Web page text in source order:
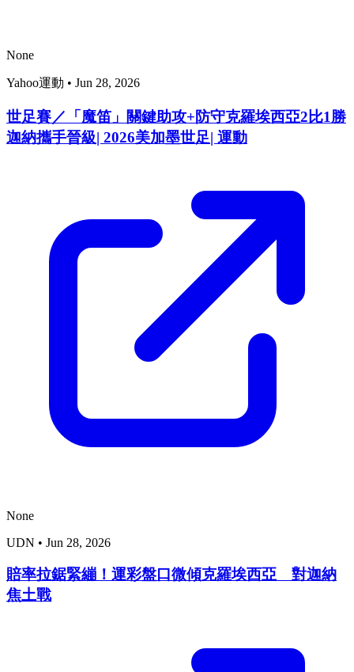
None
Yahoo運動 • Jun 28, 2026
世足賽／「魔笛」關鍵助攻+防守克羅埃西亞2比1勝
迦納攜手晉級| 2026美加墨世足| 運動
None
UDN • Jun 28, 2026
賠率拉鋸緊繃！運彩盤口微傾克羅埃西亞 對迦納
焦土戰